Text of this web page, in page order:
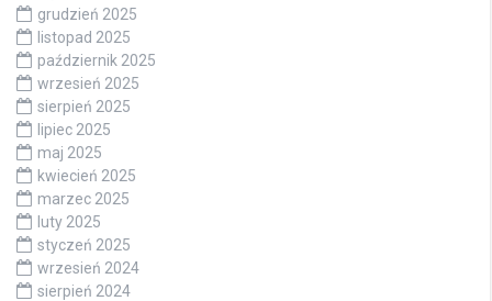
grudzień 2025
listopad 2025
październik 2025
wrzesień 2025
sierpień 2025
lipiec 2025
maj 2025
kwiecień 2025
marzec 2025
luty 2025
styczeń 2025
wrzesień 2024
sierpień 2024